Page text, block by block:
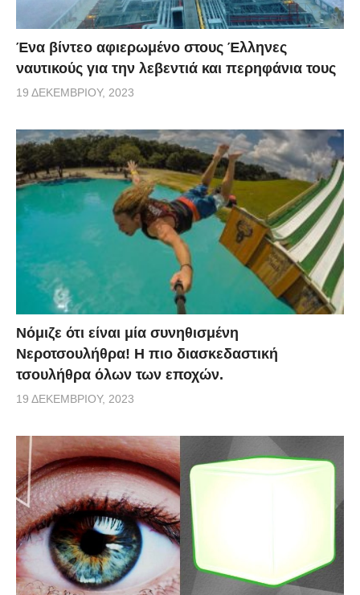
Ένα βίντεο αφιερωμένο στους Έλληνες
ναυτικούς για την λεβεντιά και περηφάνια τους
19 ΔΕΚΕΜΒΡΊΟΥ, 2023
Νόμιζε ότι είναι μία συνηθισμένη
Νεροτσουλήθρα! Η πιο διασκεδαστική
τσουλήθρα όλων των εποχών.
19 ΔΕΚΕΜΒΡΊΟΥ, 2023